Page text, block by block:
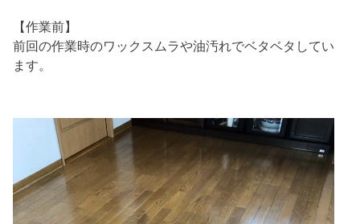
【作業前】
前回の作業時のワックスムラや油汚れでベタベタしてい
ます。